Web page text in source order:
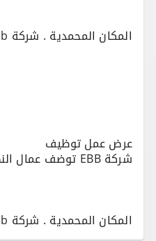
المكان المحمدية . شركة Ebb